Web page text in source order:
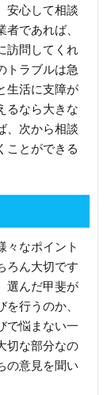
安心して相談
であれば、
訪問してくれ
トラブルは急
生活に支障が
るなら大きな
、次から相談
ことができる
々なポイント
ろん大切です
選んだ甲斐が
行うのか、
で悩まない一
切な部分なの
の意見を聞い